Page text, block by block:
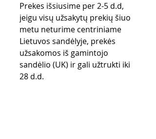
Prekes išsiusime per 2-5 d.d,
jeigu visų užsakytų prekių šiuo
metu neturime centriniame
Lietuvos sandėlyje, prekės
užsakomos iš gamintojo
sandėlio (UK) ir gali užtrukti iki
28 d.d.